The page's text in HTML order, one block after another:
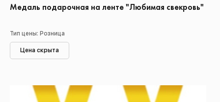
Медаль подарочная на ленте "Любимая свекровь"
Тип цены: Розница
Цена скрыта